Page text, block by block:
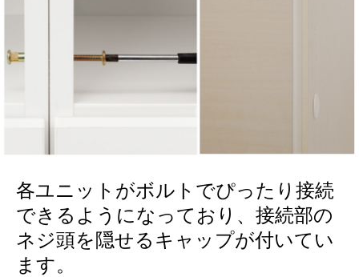
各ユニットがボルトでぴったり接続
できるようになっており、接続部の
ネジ頭を隠せるキャップが付いてい
ます。